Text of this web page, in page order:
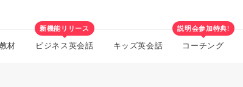
材
新機能リリース
ビジネス英会話 キッズ英会話
説明会参加特典!
コーチング